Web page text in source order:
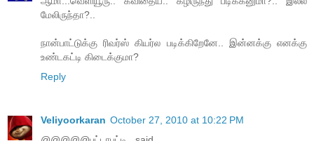
மேலிருந்தா?..
நான்பாட்டுக்கு ரிவர்ஸ் கியர்ல படிக்கிறேனே.. இன்னக்கு எனக்கு
உண்டகட்டி கிடைக்குமா?
Reply
Veliyoorkaran October 27, 2010 at 10:22 PM